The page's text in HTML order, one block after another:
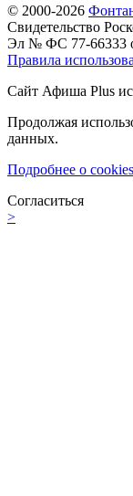
© 2000-2026
Свидетельство
Эл № ФС 77-66333
Правила
Сайт Афиша Plus
Продолжая
данных.
Подробнее о cookies
Согласиться
>